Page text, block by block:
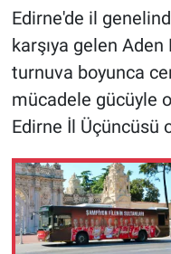
Edirne'de il
karşıya gelen Aden
turnuva boyunca
mücadele gücüyle
Edirne İl Üçüncüsü